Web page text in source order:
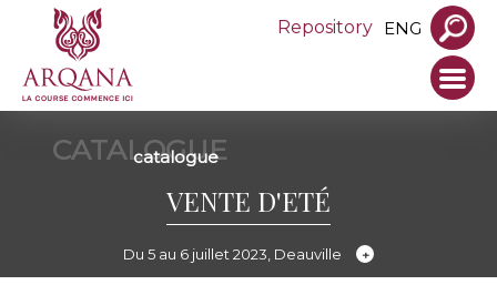
Repository ENG
CATALOGUE
catalogue
VENTE D'ETÉ
Du 5 au 6 juillet 2023, Deauville